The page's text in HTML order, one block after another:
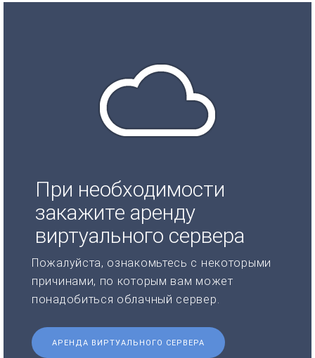
При необходимости
закажите аренду
виртуального сервера
Пожалуйста, ознакомьтесь с некоторыми
причинами, по которым вам может
понадобиться облачный сервер.
АРЕНДА ВИРТУАЛЬНОГО СЕРВЕРА